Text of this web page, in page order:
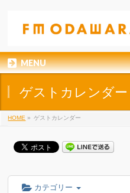
MENU
ゲストカレンダー
HOME » ゲストカレンダー
カテゴリー